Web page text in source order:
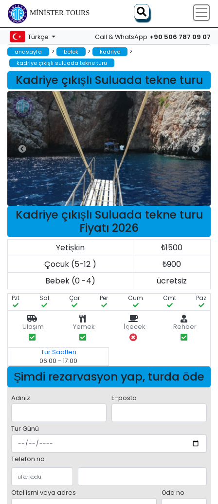
MINISTER TOURS
Türkçe Call & WhatsApp +90 506 787 09 07
anasayfa > belek > kadriye >
kadriye çıkışlı suluada tekne turu
Kadriye çıkışlı Suluada tekne turu
Kadriye çıkışlı Suluada tekne turu
Fiyatı 2026
Yetişkin
₺1500
Çocuk (5-12 )
₺900
Bebek (0 -4)
ücretsiz
Pzt Sal Çar Per Cum Cmt Paz
Ulaşım Yemek İçecek Rehber
Tur Saatleri
06:00 - 17:00
Şimdi rezarvasyon yap, turda öde
Adınız E-posta
Tur Günü
Telefon no
Otel ismi veya adres Oda no